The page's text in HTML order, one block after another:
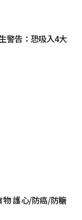
警告：恐吸入4大
物 護心/防癌/防糖